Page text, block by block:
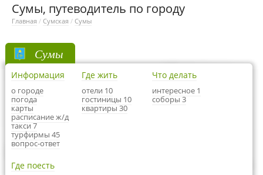
Сумы, путеводитель по городу
Главная / Сумская / Сумы
Сумы
Информация
о городе
погода
карты
расписание ж/д
такси 7
турфирмы 45
вопрос-ответ
Где жить
отели 10
гостиницы 10
квартиры 30
Что делать
интересное 1
соборы 3
Где поесть